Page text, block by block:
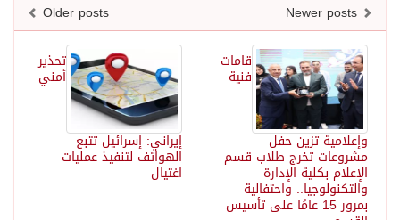
Older posts
تحذير
أمني
إيراني: إسرائيل تتبع
الهواتف لتنفيذ عمليات
اغتيال
قامات
فنية
وإعلامية تزين حفل
مشروعات تخرج طلاب قسم
الإعلام بكلية الإدارة
والتكنولوجيا.. واحتفالية
بمرور 15 عامًا على تأسيس